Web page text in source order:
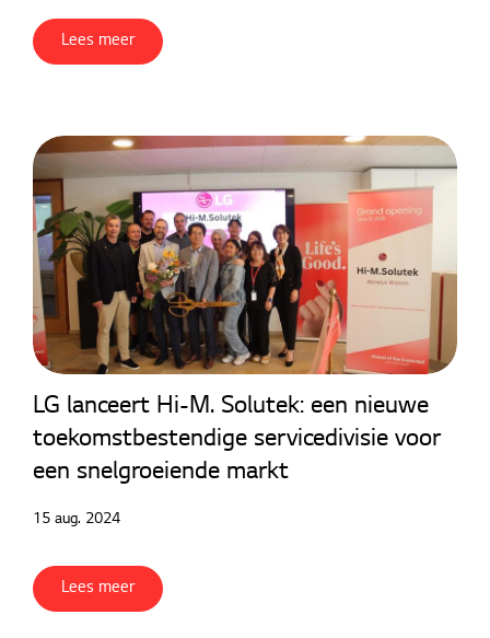
Lees meer
LG lanceert Hi-M. Solutek: een nieuwe
toekomstbestendige servicedivisie voor
een snelgroeiende markt
15 aug. 2024
Lees meer